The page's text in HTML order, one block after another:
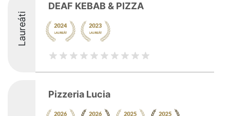
Laureáti
DEAF KEBAB & PIZZA
Pizzeria Lucia